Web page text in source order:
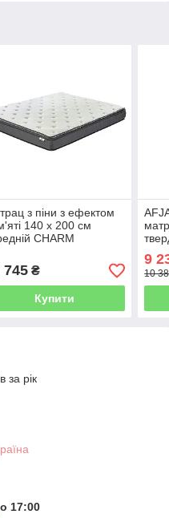
з піни з ефектом
140 х 200 см
CHARM
745₴
Купити
см.
9
10
за рік
17:00